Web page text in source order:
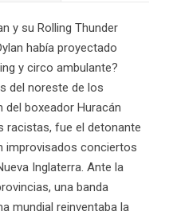
y su Rolling Thunder
había proyectado
y circo ambulante?
del noreste de los
del boxeador Huracán
racistas, fue el detonante
improvisados conciertos
Inglaterra. Ante la
una banda
mundial reinventaba la